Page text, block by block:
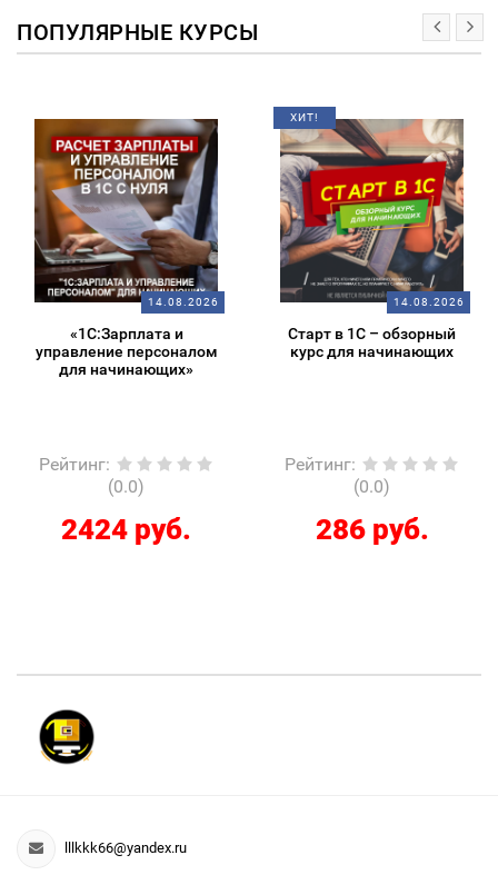
ПОПУЛЯРНЫЕ КУРСЫ
14.08.2026
«1С:Зарплата и
управление персоналом
для начинающих»
Рейтинг:
(0.0)
2424 руб.
ХИТ!
14.08.2026
Старт в 1С – обзорный
курс для начинающих
Рейтинг:
(0.0)
286 руб.
lllkkk66@yandex.ru